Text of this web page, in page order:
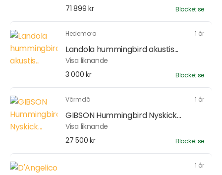
71 899 kr
Blocket.se
Hedemora 1 år
Landola hummingbird akustis...
Visa liknande
3 000 kr
Blocket.se
Värmdö 1 år
GIBSON Hummingbird Nyskick...
Visa liknande
27 500 kr
Blocket.se
1 år